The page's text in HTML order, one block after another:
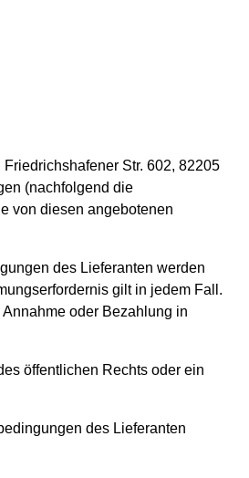
Str. 602, 82205
(nachfolgend die
von diesen angebotenen
des Lieferanten werden
gilt in jedem Fall.
oder Bezahlung in
öffentlichen Rechts oder ein
des Lieferanten